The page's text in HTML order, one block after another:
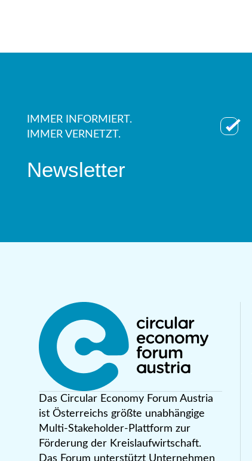
IMMER INFORMIERT.
IMMER VERNETZT.
Newsletter
Das Circular Economy Forum Austria
ist Österreichs größte unabhängige
Multi-Stakeholder-Plattform zur
Förderung der Kreislaufwirtschaft.
Das Forum unterstützt Unternehmen